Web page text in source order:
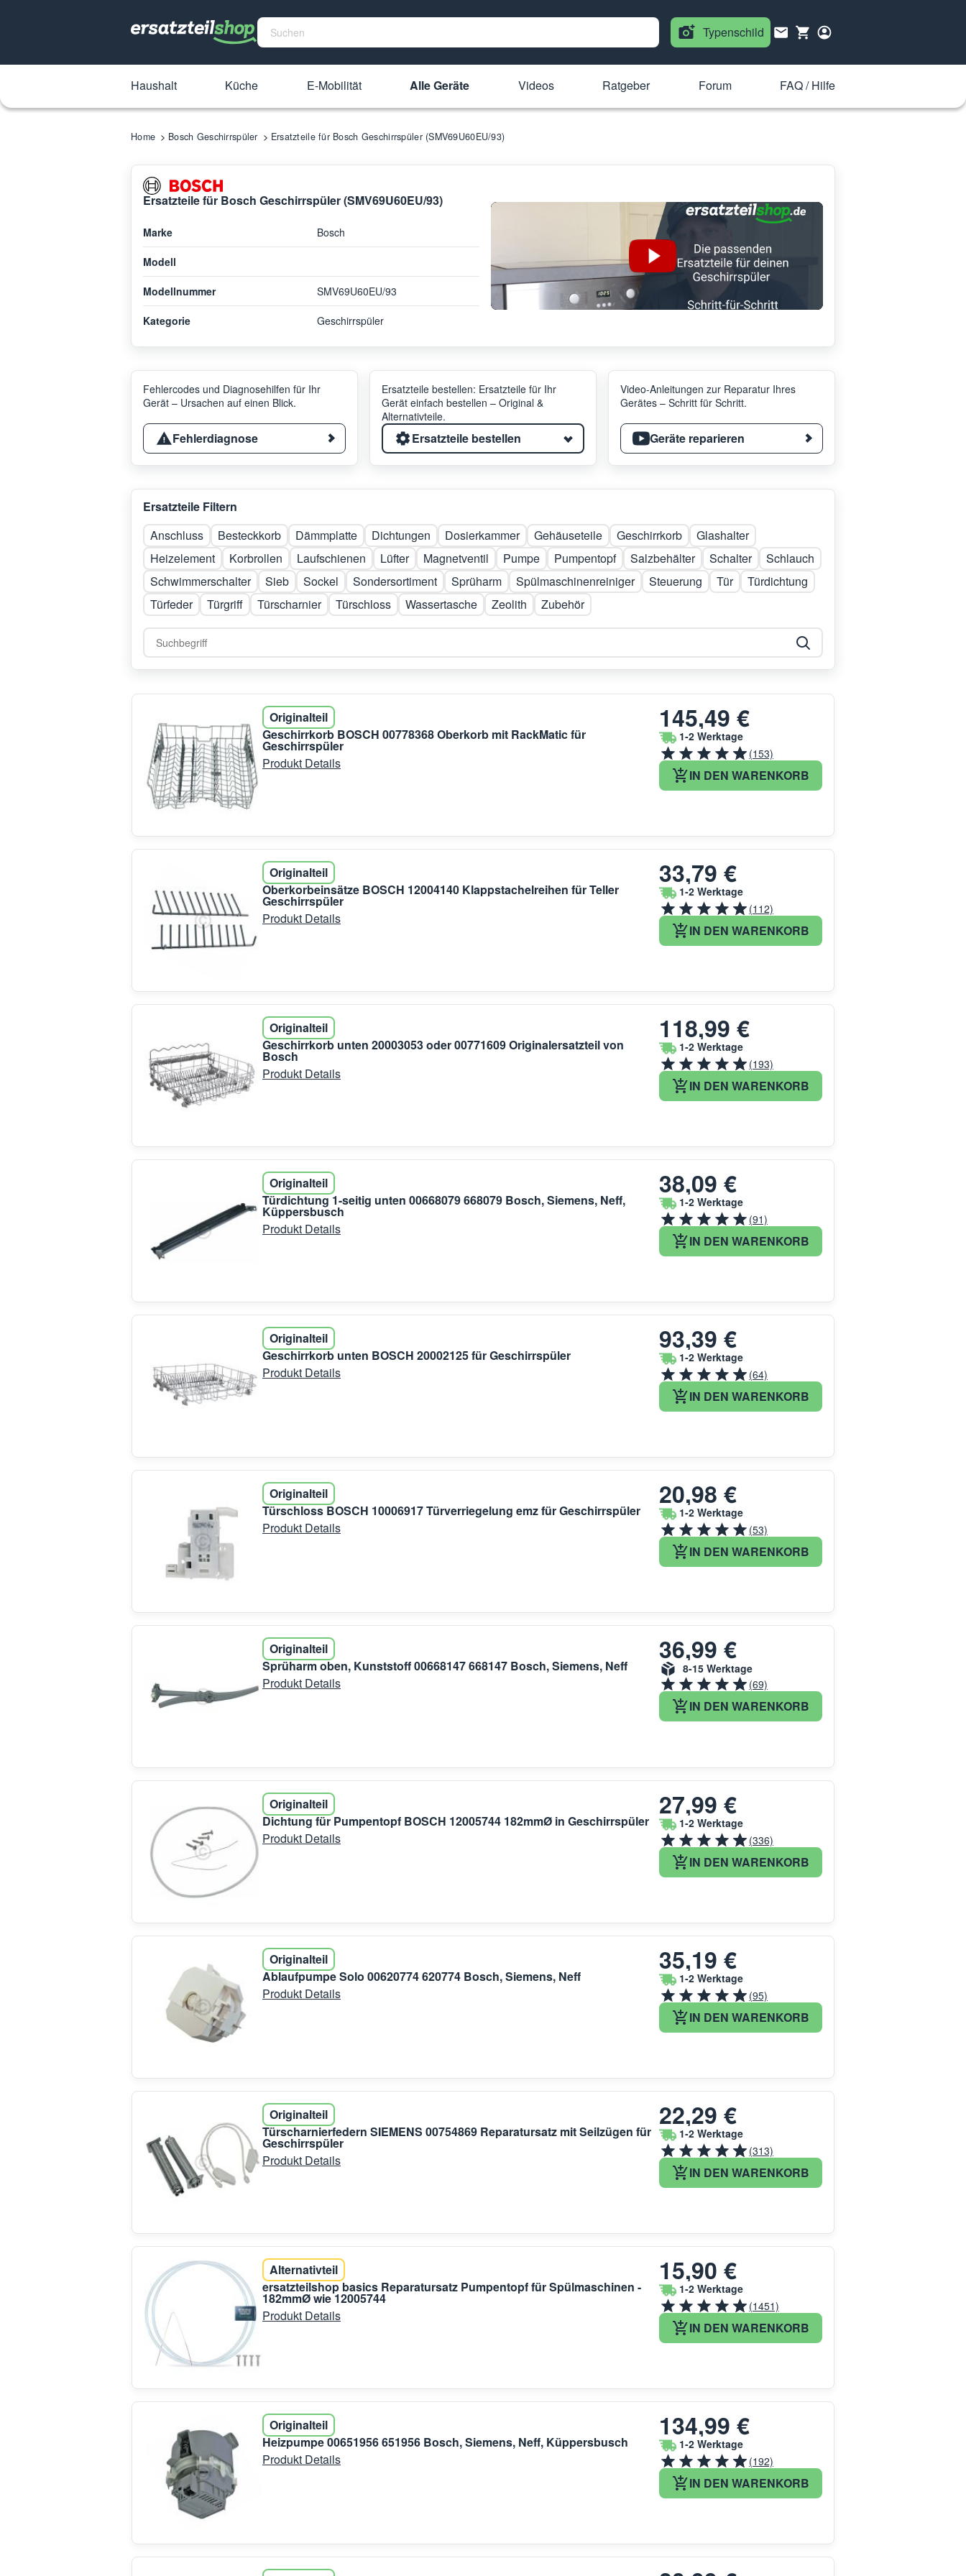
Typenschild
Haushalt Küche E-Mobilität Alle Geräte Videos Ratgeber Forum FAQ / Hilfe
Home Bosch Geschirrspüler Ersatzteile für Bosch Geschirrspüler (SMV69U60EU/93)
Ersatzteile für Bosch Geschirrspüler (SMV69U60EU/93)
Marke Bosch
Modell
Modellnummer SMV69U60EU/93
Kategorie Geschirrspüler
Fehlercodes und Diagnosehilfen für Ihr
Gerät – Ursachen auf einen Blick.
Fehlerdiagnose
Ersatzteile bestellen: Ersatzteile für Ihr
Gerät einfach bestellen – Original &
Alternativteile.
Ersatzteile bestellen
Video-Anleitungen zur Reparatur Ihres
Gerätes – Schritt für Schritt.
Geräte reparieren
Ersatzteile Filtern
Anschluss
Besteckkorb Dämmplatte Dichtungen Dosierkammer Gehäuseteile Geschirrkorb
Glashalter
Heizelement
Korbrollen Laufschienen Lüfter Magnetventil Pumpe Pumpentopf Salzbehälter Schalter
Schlauch
Schwimmerschalter
Sieb Sockel Sondersortiment Sprüharm Spülmaschinenreiniger Steuerung Tür
Türdichtung
Türfeder
Türgriff Türscharnier Türschloss Wassertasche Zeolith Zubehör
Originalteil
Geschirrkorb BOSCH 00778368 Oberkorb mit RackMatic für
Geschirrspüler
Produkt Details
145,49 €
1-2 Werktage
(153)
IN DEN WARENKORB
Originalteil
Oberkorbeinsätze BOSCH 12004140 Klappstachelreihen für Teller
Geschirrspüler
Produkt Details
33,79 €
1-2 Werktage
(112)
IN DEN WARENKORB
Originalteil
Geschirrkorb unten 20003053 oder 00771609 Originalersatzteil von
Bosch
Produkt Details
118,99 €
1-2 Werktage
(193)
IN DEN WARENKORB
Originalteil
Türdichtung 1-seitig unten 00668079 668079 Bosch, Siemens, Neff,
Küppersbusch
Produkt Details
38,09 €
1-2 Werktage
(91)
IN DEN WARENKORB
Originalteil
Geschirrkorb unten BOSCH 20002125 für Geschirrspüler
Produkt Details
93,39 €
1-2 Werktage
(64)
IN DEN WARENKORB
Originalteil
Türschloss BOSCH 10006917 Türverriegelung emz für Geschirrspüler
Produkt Details
20,98 €
1-2 Werktage
(53)
IN DEN WARENKORB
Originalteil
Sprüharm oben, Kunststoff 00668147 668147 Bosch, Siemens, Neff
Produkt Details
36,99 €
8-15 Werktage
(69)
IN DEN WARENKORB
Originalteil
Dichtung für Pumpentopf BOSCH 12005744 182mmØ in Geschirrspüler
Produkt Details
27,99 €
1-2 Werktage
(336)
IN DEN WARENKORB
Originalteil
Ablaufpumpe Solo 00620774 620774 Bosch, Siemens, Neff
Produkt Details
35,19 €
1-2 Werktage
(95)
IN DEN WARENKORB
Originalteil
Türscharnierfedern SIEMENS 00754869 Reparatursatz mit Seilzügen für
Geschirrspüler
Produkt Details
22,29 €
1-2 Werktage
(313)
IN DEN WARENKORB
Alternativteil
ersatzteilshop basics Reparatursatz Pumpentopf für Spülmaschinen -
182mmØ wie 12005744
Produkt Details
15,90 €
1-2 Werktage
(1451)
IN DEN WARENKORB
Originalteil
Heizpumpe 00651956 651956 Bosch, Siemens, Neff, Küppersbusch
Produkt Details
134,99 €
1-2 Werktage
(192)
IN DEN WARENKORB